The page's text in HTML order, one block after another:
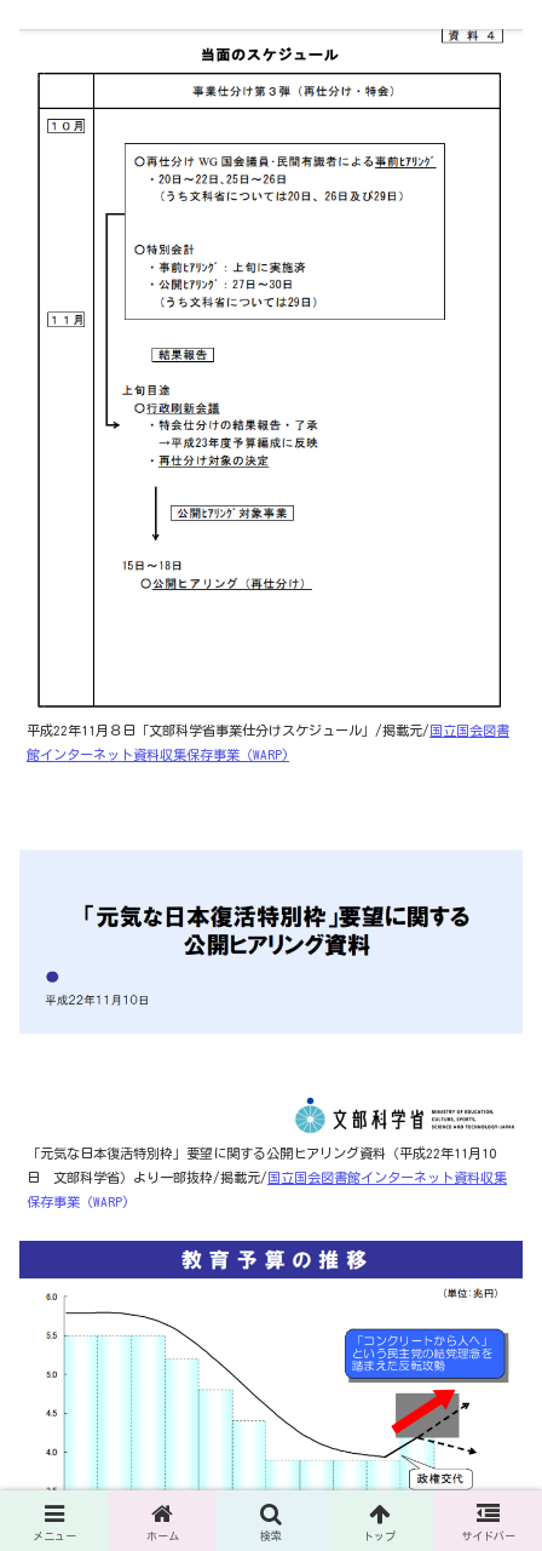
平成22年11月８日「文部科学省事業仕分けスケジュール」/掲載元/国立国会図書
館インターネット資料収集保存事業（WARP)
「元気な日本復活特別枠」要望に関する公開ヒアリング資料（平成22年11月10
日 文部科学省）より一部抜粋/掲載元/国立国会図書館インターネット資料収集
保存事業（WARP)
メニュー ホーム 検索 トップ サイドバー